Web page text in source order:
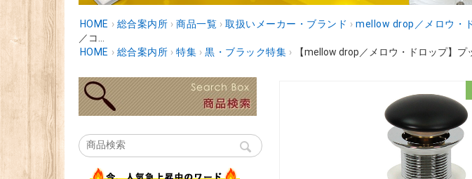
HOME › 総合案内所 › 商品一覧 › 取扱いメーカー・ブランド › mellow drop／メロウ・
／コ...
HOME › 総合案内所 › 特集 › 黒・ブラック特集 › 【mellow drop／メロウ・ドロップ】プ